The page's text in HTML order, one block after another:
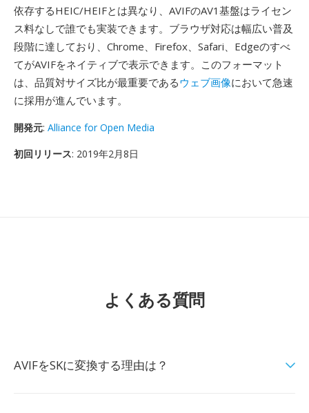
依存するHEIC/HEIFとは異なり、AVIFのAV1基盤はライセン
ス料なしで誰でも実装できます。ブラウザ対応は幅広い普及
段階に達しており、Chrome、Firefox、Safari、Edgeのすべ
てがAVIFをネイティブで表示できます。このフォーマット
は、品質対サイズ比が最重要であるウェブ画像において急速
に採用が進んでいます。
開発元: Alliance for Open Media
初回リリース: 2019年2月8日
よくある質問
AVIFをSKに変換する理由は？